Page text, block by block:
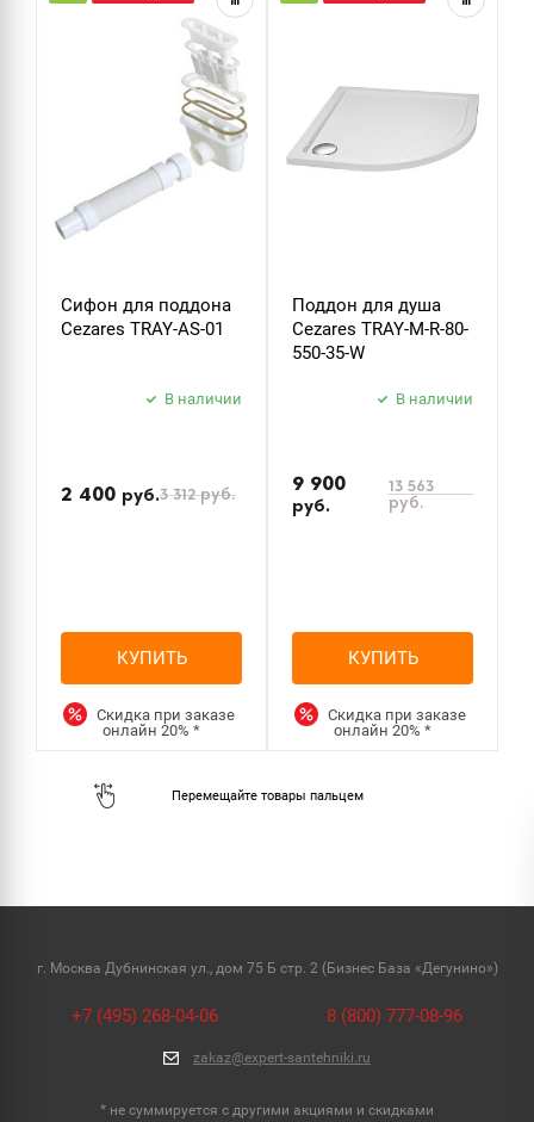
Сифон для поддона
Cezares TRAY-AS-01
В наличии
2 400 руб.3 312руб.
КУПИТЬ
Скидка при заказе
онлайн20%*
Поддон для душа
Cezares TRAY-M-R-80-
550-35-W
В наличии
9 900
руб.
13 563
руб.
КУПИТЬ
Скидка при заказе
онлайн20%*
г. Москва Дубнинская ул., дом 75 Б стр. 2 (Бизнес База «Дегунино»)
+7 (495) 268-04-06 8 (800) 777-08-96
zakaz@expert-santehniki.ru
* не суммируется с другими акциями и скидками